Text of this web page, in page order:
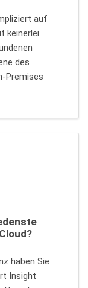
auf
keinerlei
des
Premises
haben Sie
Insight